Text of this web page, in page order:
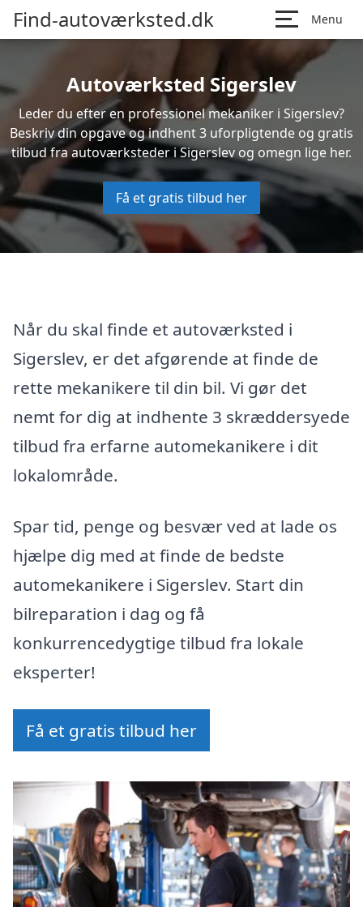
Find-autoværksted.dk Menu
Autoværksted Sigerslev
Leder du efter en professionel mekaniker i Sigerslev?
Beskriv din opgave og indhent 3 uforpligtende og gratis
tilbud fra autoværksteder i Sigerslev og omegn lige her.
Få et gratis tilbud her
Når du skal finde et autoværksted i
Sigerslev, er det afgørende at finde de
rette mekanikere til din bil. Vi gør det
nemt for dig at indhente 3 skræddersyede
tilbud fra erfarne automekanikere i dit
lokalområde.
Spar tid, penge og besvær ved at lade os
hjælpe dig med at finde de bedste
automekanikere i Sigerslev. Start din
bilreparation i dag og få
konkurrencedygtige tilbud fra lokale
eksperter!
Få et gratis tilbud her